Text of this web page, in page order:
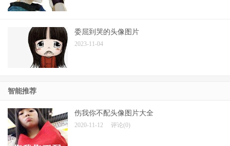
委屈到哭的头像图片
2023-11-04
智能推荐
伤我你不配头像图片大全
2020-11-12 评论(0)